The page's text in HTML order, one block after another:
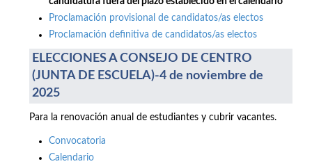
Proclamación provisional de candidatos/as electos
Proclamación definitiva de candidatos/as electos
ELECCIONES A CONSEJO DE CENTRO
(JUNTA DE ESCUELA)-4 de noviembre de
2025
Para la renovación anual de estudiantes y cubrir vacantes.
Convocatoria
Calendario